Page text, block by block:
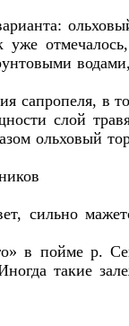
сапропеля, в
слой
ольховый
сильно
в пойме
такие